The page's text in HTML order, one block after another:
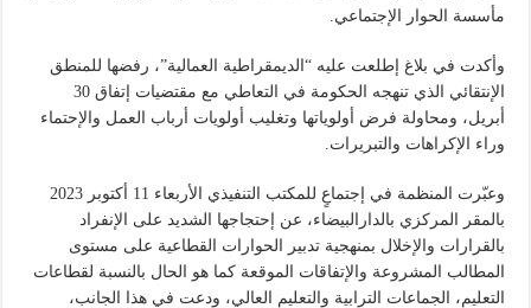
مأسسة الحوار الإجتماعي.
وأكدت في بلاغ إطلعت عليه “الديمقراطية العمالية”، رفضها للمنطق
الإنتقائي الذي تنهجه الحكومة في التعاطي مع مقتضيات إتفاق 30
أبريل، ومحاولة فرض أولوياتها وتغليب أولويات أرباب العمل والإحتماء
وراء الإكراهات والتبريرات.
وعبّرت المنظمة في إجتماعٍ للمكتب التنفيذي الأربعاء 11 أكتوبر 2023
بالمقر المركزي بالدارالبيضاء، عن إحتجاجها الشديد على الإنفراد
بالقرارات والإخلال بمنهجية تدبير الحوارات القطاعية على مستوى
المطالب المشروعة والإتفاقات الموقعة كما هو الحال بالنسبة لقطاعات
التعليم، الجماعات الترابية والتعليم العالي، ودعت في هذا الجانب،